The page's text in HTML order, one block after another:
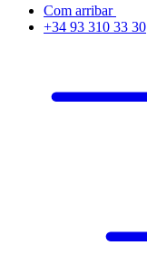
Com arribar
+34 93 310 33 30